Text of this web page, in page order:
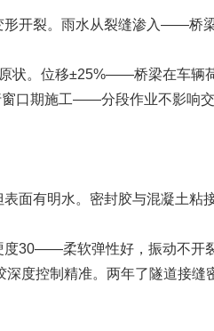
形开裂。雨水从裂缝渗入——桥
状。位移±25%——桥梁在车辆
口期施工——分段作业不影响
表面有明水。密封胶与混凝土
30——柔软弹性好，振动不开
度控制精准。两年了隧道接缝